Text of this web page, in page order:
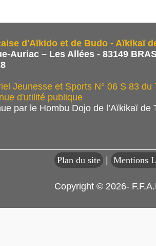
d'Aïkido et de Budo - Aïkikaï
Auriac – Les Allées - 83149
Jeunesse et Sports N° 06 S 83
d'utilité publique
par le Hombu Dojo de l’Aïkikaï de
Plan du site Mentions
Copyright © 2026-